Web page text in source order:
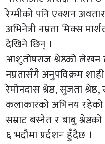
रेग्मीको पनि एक्शन
अभिनेत्री नम्रता मिक्स
देखिने छिन् ।
आशुतोषराज श्रेष्ठको लेखन
नम्रतासँगै अनुपविक्रम शाही,
रेमोनदास श्रेष्ठ, सुजता
कलाकारको अभिनय रहेको
सम्राट बस्नेत र बाबु
६ भदौमा प्रर्दशन हुँदैछ ।